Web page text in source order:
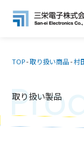
TOP-取り扱い商品-村
取り扱い製品